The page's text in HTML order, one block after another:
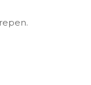
worden.